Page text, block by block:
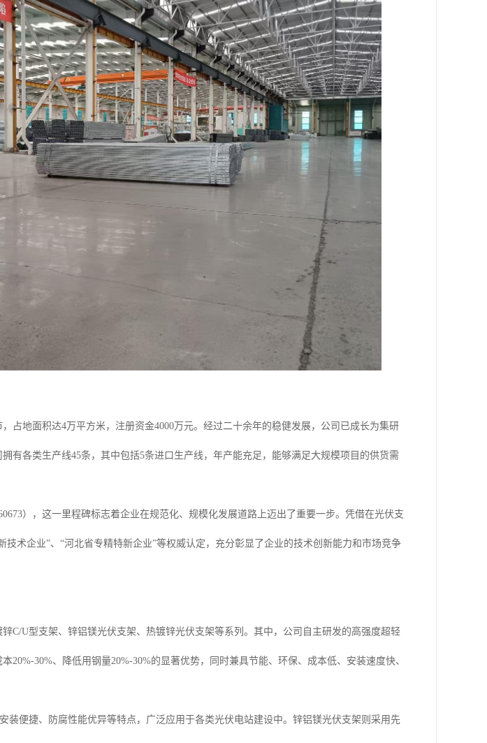
占地面积达4万平方米，注册资金4000万元。经过二十余年的稳健发展，公司已成长为集研
有各类生产线45条，其中包括5条进口生产线，年产能充足，能够满足大规模项目的供货需
），这一里程碑标志着企业在规范化、规模化发展道路上迈出了重要一步。凭借在光伏支
术企业”、“河北省专精特新企业”等权威认定，充分彰显了企业的技术创新能力和市场竞争
C/U型支架、锌铝镁光伏支架、热镀锌光伏支架等系列。其中，公司自主研发的高强度超轻
20%-30%、降低用钢量20%-30%的显著优势，同时兼具节能、环保、成本低、安装速度快、
装便捷、防腐性能优异等特点，广泛应用于各类光伏电站建设中。锌铝镁光伏支架则采用先